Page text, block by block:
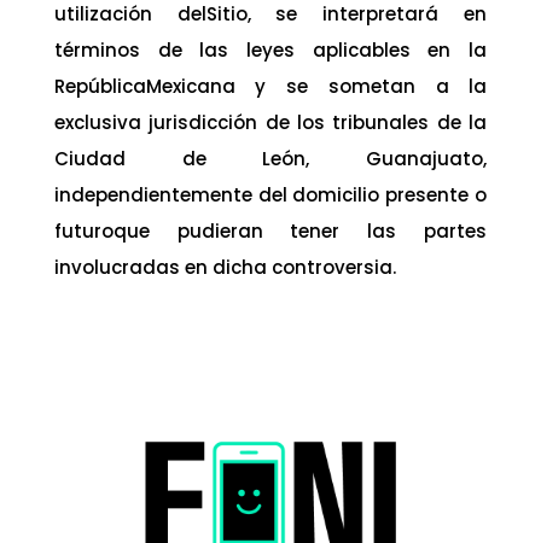
utilización delSitio, se interpretará en
términos de las leyes aplicables en la
RepúblicaMexicana y se sometan a la
exclusiva jurisdicción de los tribunales de la
Ciudad de León, Guanajuato,
independientemente del domicilio presente o
futuroque pudieran tener las partes
involucradas en dicha controversia.